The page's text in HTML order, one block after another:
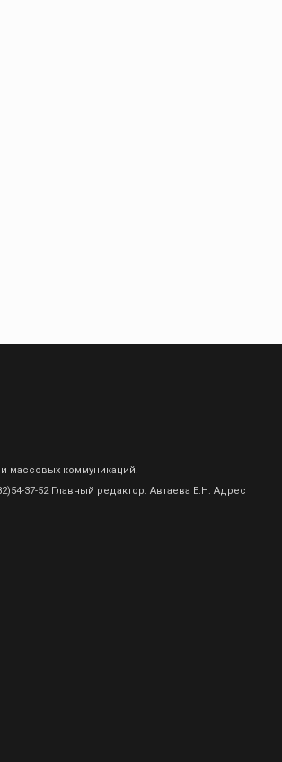
массовых коммуникаций.
37-52 Главный редактор: Автаева Е.Н. Адрес